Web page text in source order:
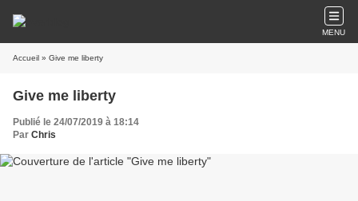
MENU
Accueil » Give me liberty
Give me liberty
Publié le 24/07/2019 à 18:14
Par Chris